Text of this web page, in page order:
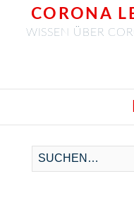
CORONA
WISSEN ÜBER